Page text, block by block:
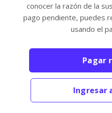
conocer la razón de la
pago pendiente, puedes
usando el
Pagar
Ingresar